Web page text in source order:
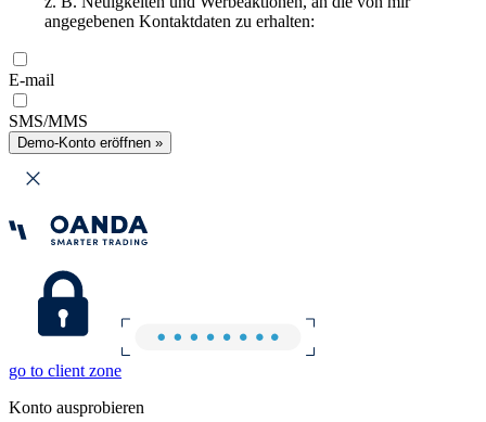
angegebenen Kontaktdaten zu erhalten:
E-mail
SMS/MMS
Demo-Konto eröffnen »
go to client zone
Konto ausprobieren